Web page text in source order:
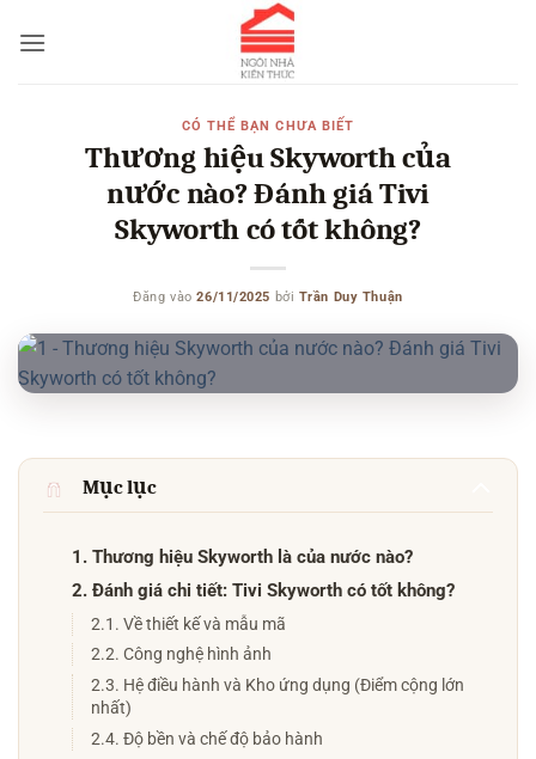
qua
CÓ THỂ BẠN CHƯA BIẾT
Thương hiệu Skyworth của
nước nào? Đánh giá Tivi
Skyworth có tốt không?
Đăng vào26/11/2025 bởi Trần Duy Thuận
Mục lục
1. Thương hiệu Skyworth là của nước nào?
2. Đánh giá chi tiết: Tivi Skyworth có tốt không?
2.1. Về thiết kế và mẫu mã
2.2. Công nghệ hình ảnh
2.3. Hệ điều hành và Kho ứng dụng (Điểm cộng lớn
nhất)
2.4. Độ bền và chế độ bảo hành